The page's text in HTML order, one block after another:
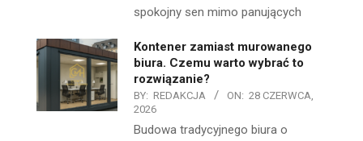
spokojny sen mimo panujących
Kontener zamiast murowanego
biura. Czemu warto wybrać to
rozwiązanie?
BY: REDAKCJA ON: 28 CZERWCA,
2026
Budowa tradycyjnego biura o